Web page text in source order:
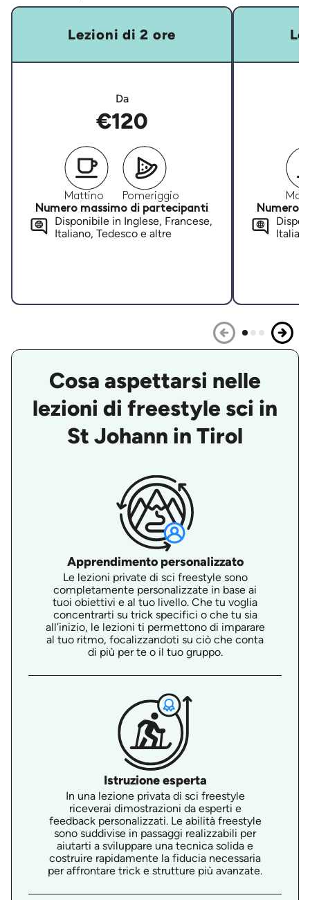
Lezioni di 2 ore
Da
€120
Mattino
Pomeriggio
Numero massimo di partecipanti
Disponibile in Inglese, Francese,
Italiano, Tedesco e altre
Numero
Cosa aspettarsi nelle
lezioni di freestyle sci in
St Johann in Tirol
Apprendimento personalizzato
Le lezioni private di sci freestyle sono
completamente personalizzate in base ai
tuoi obiettivi e al tuo livello. Che tu voglia
concentrarti su trick specifici o che tu sia
all’inizio, le lezioni ti permettono di imparare
al tuo ritmo, focalizzandoti su ciò che conta
di più per te o il tuo gruppo.
Istruzione esperta
In una lezione privata di sci freestyle
riceverai dimostrazioni da esperti e
feedback personalizzati. Le abilità freestyle
sono suddivise in passaggi realizzabili per
aiutarti a sviluppare una tecnica solida e
costruire rapidamente la fiducia necessaria
per affrontare trick e strutture più avanzate.